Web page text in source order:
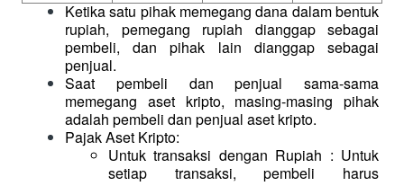
Ketika satu pihak memegang dana dalam bentuk
rupiah, pemegang rupiah dianggap sebagai
pembeli, dan pihak lain dianggap sebagai
penjual.
Saat pembeli dan penjual sama-sama
memegang aset kripto, masing-masing pihak
adalah pembeli dan penjual aset kripto.
Pajak Aset Kripto:
Untuk transaksi dengan Rupiah : Untuk
setiap transaksi, pembeli harus